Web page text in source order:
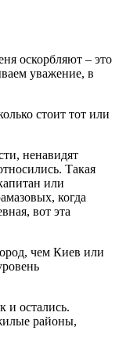
оскорбляют – это
уважение, в
стоит тот или
ненавидят
Такая
или
когда
вот эта
чем Киев или
и остались.
районы,